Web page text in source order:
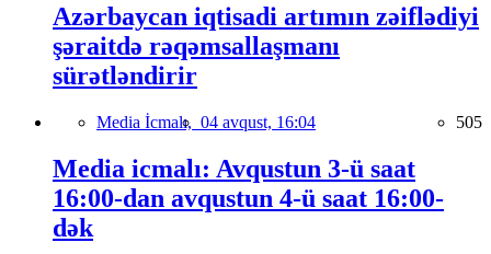
Azərbaycan iqtisadi artımın zəiflədiyi
şəraitdə rəqəmsallaşmanı
sürətləndirir
Media İcmalı, 04 avqust, 16:04 505
Media icmalı: Avqustun 3-ü saat
16:00-dan avqustun 4-ü saat 16:00-
dək